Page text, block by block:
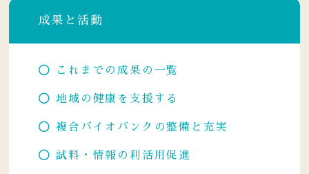
成果と活動
これまでの成果の一覧
地域の健康を支援する
複合バイオバンクの整備と充実
試料・情報の利活用促進